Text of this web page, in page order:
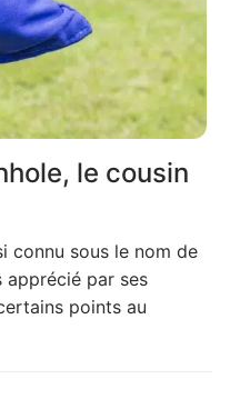
le cousin
connu sous le nom de
apprécié par ses
points au